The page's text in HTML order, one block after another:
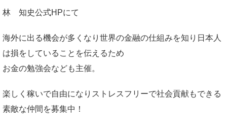
林 知史公式HPにて
海外に出る機会が多くなり世界の金融の仕組みを知り日本人
は損をしていることを伝えるため
お金の勉強会なども主催。
楽しく稼いで自由になりストレスフリーで社会貢献もできる
素敵な仲間を募集中！